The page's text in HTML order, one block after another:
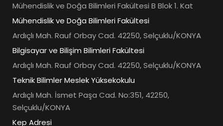
Mühendislik ve Doğa Bilimleri Fakültesi B Blok 1. Kat
Mühendislik ve Doğa Bilimleri Fakültesi
Ardıçlı Mah. Rauf Orbay Cad. 42250, Selçuklu/KONYA
Bilgisayar ve Bilişim Bilimleri Fakültesi
Ardıçlı Mah. Rauf Orbay Cad. 42250, Selçuklu/KONYA
Teknik Bilimler Meslek Yüksekokulu
Ardıçlı Mah. İsmet Paşa Cad. No:351, 42250,
Selçuklu/KONYA
Kep Adresi